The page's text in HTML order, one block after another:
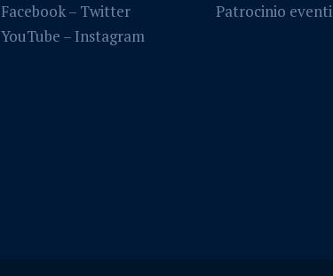
Facebook– Twitter
YouTube – Instagram
Patrocinio eventi